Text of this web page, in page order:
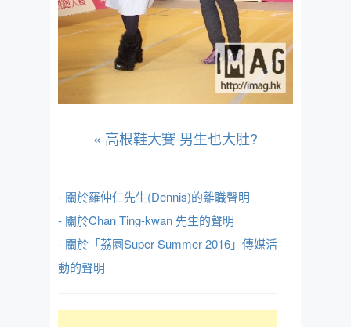
« 高根鞋大賽 男生也大肚?
- 關於羅仲仁先生(Dennis)的離職聲明
- 關於Chan Ting-kwan 先生的聲明
- 關於「荔園Super Summer 2016」傳媒活
動的聲明